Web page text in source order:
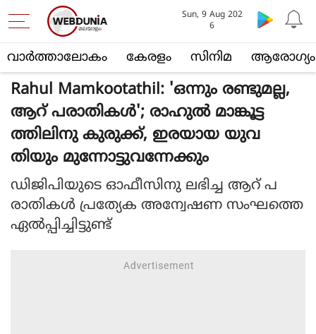
വാര്‍ത്താലോകം കേരളം സിനിമ ആരോഗ്യം
Sun, 9 Aug 202
6
Rahul Mamkootathil: 'ഒന്നും രണ്ടുമല്ല,
ആറ് പരാതികള്‍'; രാഹുല്‍ മാങ്കൂട്ട
ത്തിലിനു കുരുക്ക്, ഇരയായ യുവ
തിയും മുന്നോട്ടുവന്നേക്കും
ഡിജിപിയുടെ ഓഫീസിനു ലഭിച്ച ആറ് പ
രാതികള്‍ പ്രത്യേക അന്വേഷണ സംഘത്തെ
ഏല്‍പ്പിച്ചിട്ടുണ്ട്